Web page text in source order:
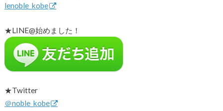
lenoble_kobe
★LINE@始めました！
★Twitter
＠noble_kobe